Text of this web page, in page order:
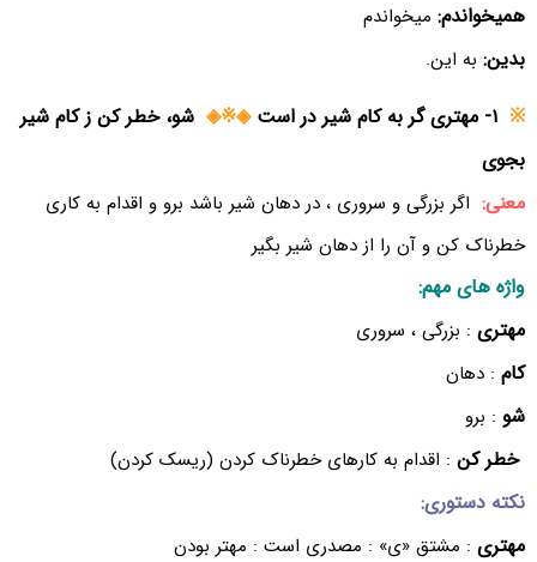
همیخواندم: میخواندم
بدین: به این.
※
◈※◈ شو، خطر کن ز کام شیر
بجوی
معنی: اگر بزرگی و سروری ، در دهان شیر باشد برو و اقدام به کاری
خطرناک کن و آن را از دهان شیر بگیر
واژه های مهم:
مهتری : بزرگی ، سروری
کام : دهان
شو : برو
خطر کن : اقدام به کارهای خطرناک کردن (ریسک کردن)
نکته دستوری:
مهتری : مشتق «ی» : مصدری است : مهتر بودن